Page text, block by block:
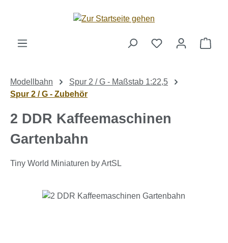
Zum Hauptinhalt springen
Modellbahn
Spur 2 / G - Maßstab 1:22,5
Spur 2 / G - Zubehör
2 DDR Kaffeemaschinen
Gartenbahn
Tiny World Miniaturen by ArtSL
Bildergalerie überspringen